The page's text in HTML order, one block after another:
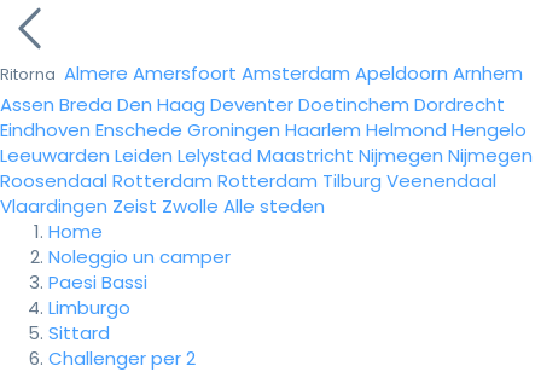
Ritorna Almere Amersfoort Amsterdam Apeldoorn Arnhem
Assen Breda Den Haag DeventerDoetinchem Dordrecht
Eindhoven Enschede Groningen Haarlem Helmond Hengelo
Leeuwarden Leiden Lelystad Maastricht Nijmegen Nijmegen
Roosendaal Rotterdam Rotterdam Tilburg Veenendaal
Vlaardingen Zeist Zwolle Alle steden
Home
Noleggio un camper
Paesi Bassi
Limburgo
Sittard
Challenger per 2